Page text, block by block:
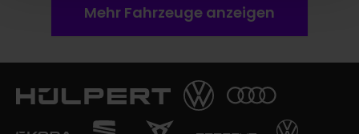
Mehr Fahrzeuge anzeigen